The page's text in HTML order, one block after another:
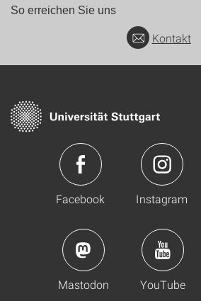
So erreichen Sie uns
Kontakt
Facebook Instagram
Mastodon YouTube